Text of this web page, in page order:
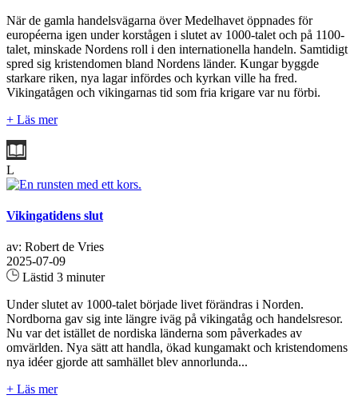
När de gamla handelsvägarna över Medelhavet öppnades för
européerna igen under korstågen i slutet av 1000‑talet och på 1100-
talet, minskade Nordens roll i den internationella handeln. Samtidigt
spred sig kristendomen bland Nordens länder. Kungar byggde
starkare riken, nya lagar infördes och kyrkan ville ha fred.
Vikingatågen och vikingarnas tid som fria krigare var nu förbi.
+ Läs mer
L
Vikingatidens slut
av: Robert de Vries
2025-07-09
Lästid 3 minuter
Under slutet av 1000-talet började livet förändras i Norden.
Nordborna gav sig inte längre iväg på vikingatåg och handelsresor.
Nu var det istället de nordiska länderna som påverkades av
omvärlden. Nya sätt att handla, ökad kungamakt och kristendomens
nya idéer gjorde att samhället blev annorlunda...
+ Läs mer